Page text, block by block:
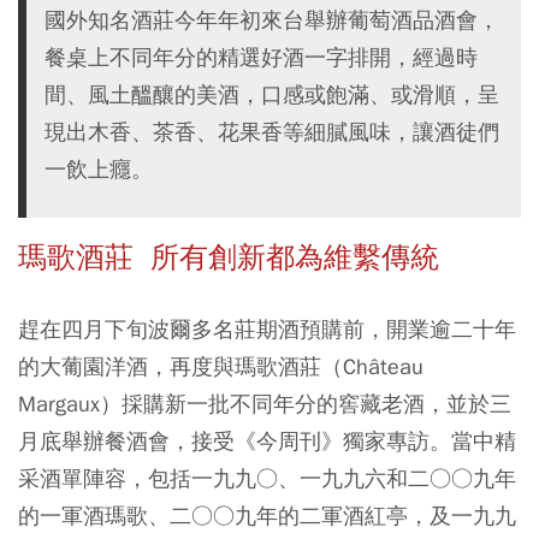
國外知名酒莊今年年初來台舉辦葡萄酒品酒會，
餐桌上不同年分的精選好酒一字排開，經過時
間、風土醞釀的美酒，口感或飽滿、或滑順，呈
現出木香、茶香、花果香等細膩風味，讓酒徒們
一飲上癮。
瑪歌酒莊 所有創新都為維繫傳統
趕在四月下旬波爾多名莊期酒預購前，開業逾二十年
的大葡園洋酒，再度與瑪歌酒莊（Château
Margaux）採購新一批不同年分的窖藏老酒，並於三
月底舉辦餐酒會，接受《今周刊》獨家專訪。當中精
采酒單陣容，包括一九九○、一九九六和二○○九年
的一軍酒瑪歌、二○○九年的二軍酒紅亭，及一九九